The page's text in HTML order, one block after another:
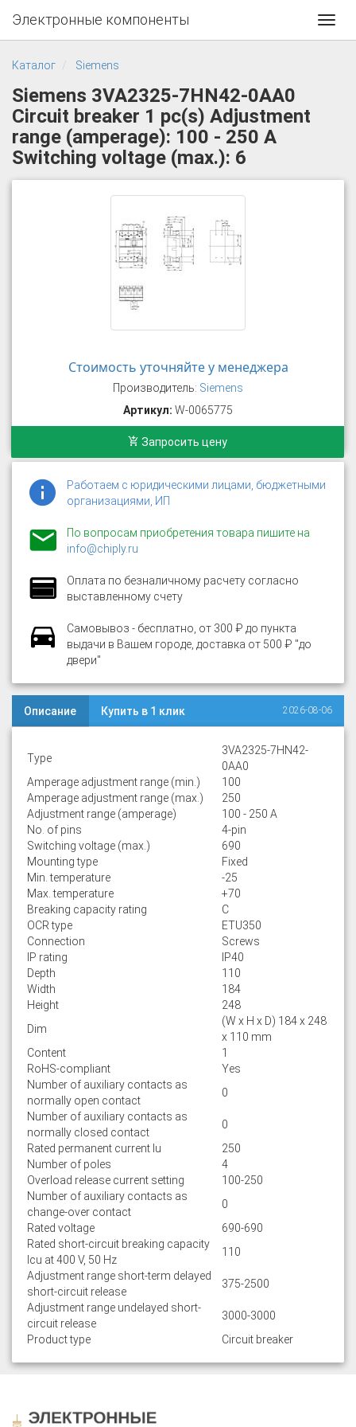
Электронные компоненты
Каталог Siemens
Siemens 3VA2325-7HN42-0AA0
Circuit breaker 1 pc(s) Adjustment
range (amperage): 100 - 250 A
Switching voltage (max.): 6
Стоимость уточняйте у менеджера
Производитель: Siemens
Артикул: W-0065775
Запросить цену
Работаем с юридическими лицами, бюджетными
организациями, ИП
По вопросам приобретения товара пишите на
info@chiply.ru
Оплата по безналичному расчету согласно
выставленному счету
Самовывоз - бесплатно, от 300 ₽ до пункта
выдачи в Вашем городе, доставка от 500 ₽ "до
двери"
Описание Купить в 1 клик 2026-08-06
Type
3VA2325-7HN42-
0AA0
Amperage adjustment range (min.)
100
Amperage adjustment range (max.)
250
Adjustment range (amperage)
100 - 250 A
No. of pins
4-pin
Switching voltage (max.)
690
Mounting type
Fixed
Min. temperature
-25
Max. temperature
+70
Breaking capacity rating
C
OCR type
ETU350
Connection
Screws
IP rating
IP40
Depth
110
Width
184
Height
248
Dim
(W x H x D) 184 x 248
x 110 mm
Content
1
RoHS-compliant
Yes
Number of auxiliary contacts as
normally open contact
0
Number of auxiliary contacts as
normally closed contact
0
Rated permanent current Iu
250
Number of poles
4
Overload release current setting
100-250
Number of auxiliary contacts as
change-over contact
0
Rated voltage
690-690
Rated short-circuit breaking capacity
lcu at 400 V, 50 Hz
110
Adjustment range short-term delayed
short-circuit release
375-2500
Adjustment range undelayed short-
circuit release
3000-3000
Product type
Circuit breaker